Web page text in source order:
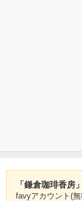
「鎌倉珈琲香房
favyアカウント(